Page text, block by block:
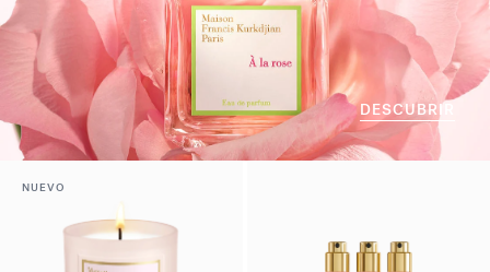
DESCUBRIR
NUEVO